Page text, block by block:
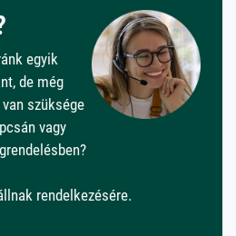
egyik
de még
szüksége
vagy
rendelkezésére.